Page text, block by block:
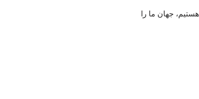
جهان ما را